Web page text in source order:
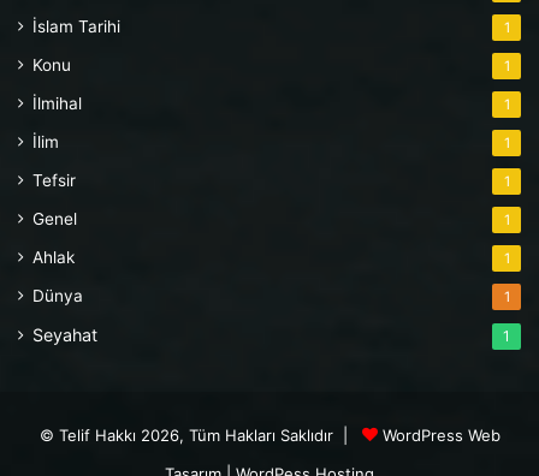
İslam Tarihi 1
Konu 1
İlmihal 1
İlim 1
Tefsir 1
Genel 1
Ahlak 1
Dünya 1
Seyahat 1
© Telif Hakkı 2026, Tüm Hakları Saklıdır |
WordPress Web